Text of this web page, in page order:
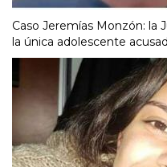
Caso Jeremías Monzón: la
la única adolescente